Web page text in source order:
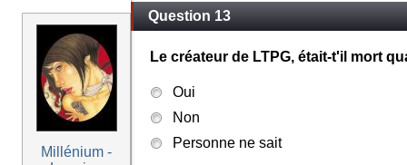
Millénium -
Question 13
Le créateur de LTPG, était-t'il mort
Oui
Non
Personne ne sait